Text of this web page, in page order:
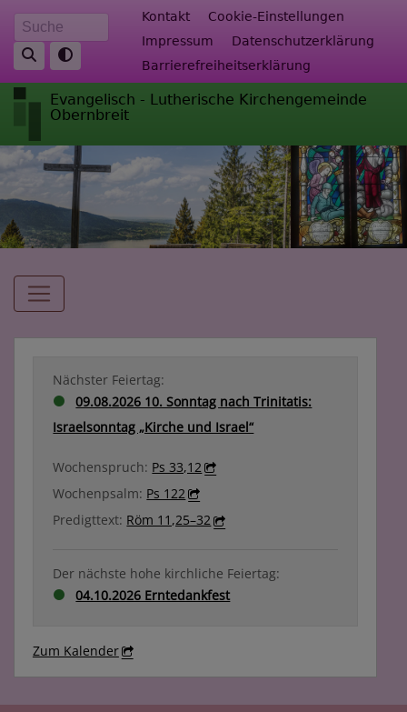
Direkt
zum
Inhalt
Suche Fußbereichsmenü
Kontakt
Cookie-Einstellungen
Impressum
Datenschutzerklärung
Barrierefreiheitserklärung
Evangelisch - Lutherische Kirchengemeinde
Obernbreit
Hauptnavigation
Nächster Feiertag:
09.08.2026 10. Sonntag nach Trinitatis:
Israelsonntag „Kirche und Israel“
Wochenspruch: Ps 33,12
Wochenpsalm: Ps 122
Predigttext: Röm 11,25–32
Der nächste hohe kirchliche Feiertag:
04.10.2026 Erntedankfest
Zum Kalender